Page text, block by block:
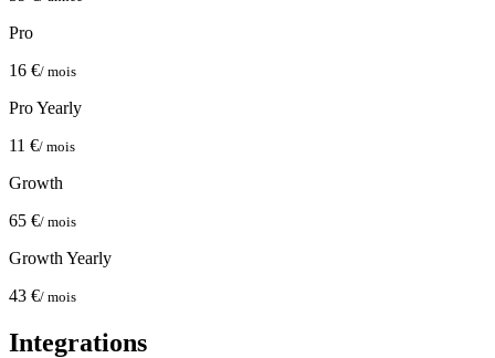
Pro
16 €/ mois
Pro Yearly
11 €/ mois
Growth
65 €/ mois
Growth Yearly
43 €/ mois
Integrations